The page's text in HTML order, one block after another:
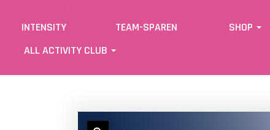
INTENSITY TEAM-SPAREN
SHOP
ALL ACTIVITY CLUB